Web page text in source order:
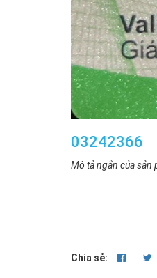
03242366
Mô tả ngắn của sản
Chia sẻ: